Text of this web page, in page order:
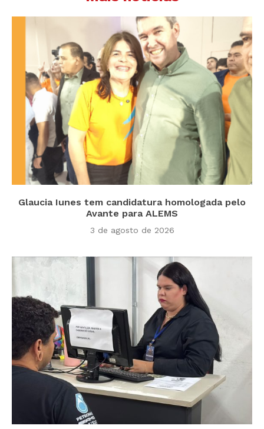
Glaucia Iunes tem candidatura homologada pelo
Avante para ALEMS
3 de agosto de 2026